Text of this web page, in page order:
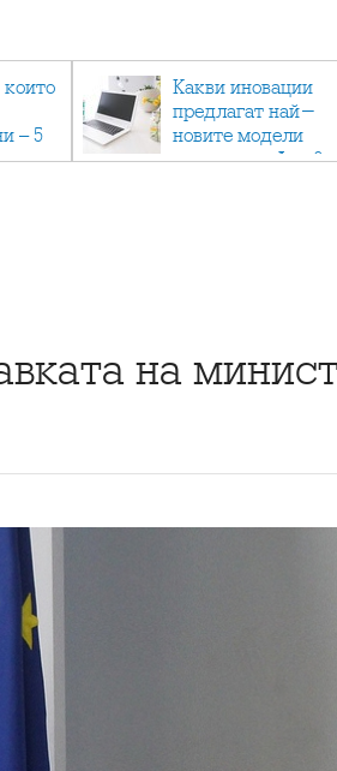
които
– 5
вече
Какви иновации
предлагат най-
новите модели
лаптопи на Acer?
на